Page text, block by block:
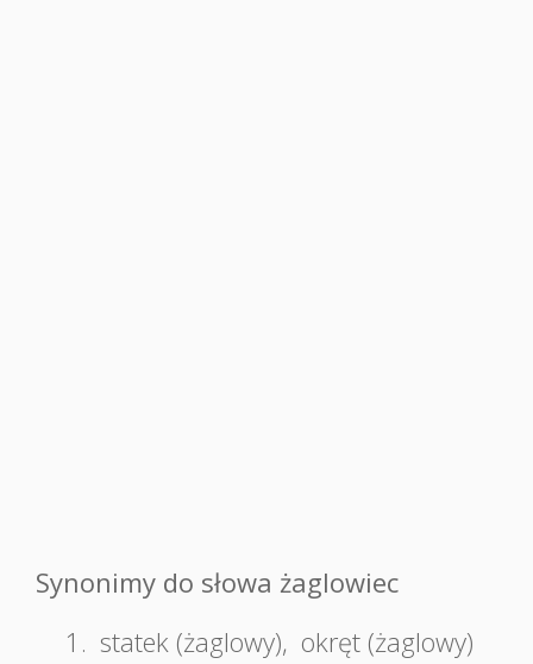
Synonimy do słowa żaglowiec
1. statek (żaglowy), okręt (żaglowy)